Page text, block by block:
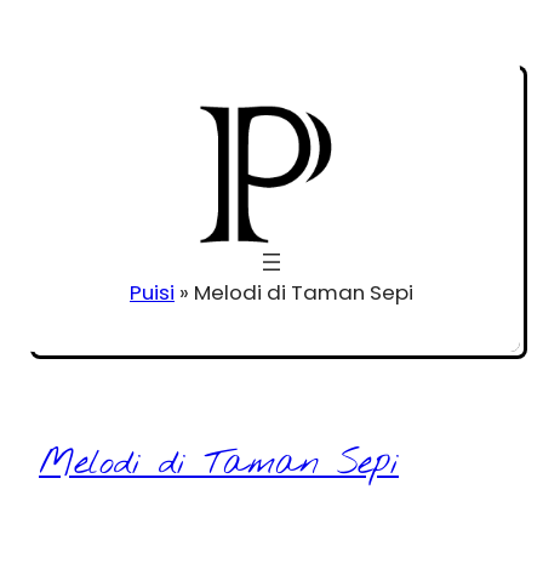
Puisi » Melodi di Taman Sepi
Melodi di Taman Sepi